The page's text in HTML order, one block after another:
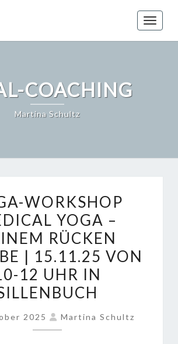
COACHING
Martina Schultz
WORKSHOP
MEDICAL
YOGA
–
DEINEM
RÜCKEN
ZULIEBE
15.11.25
WORKSHOP
YOGA –
RÜCKEN
| 15.11.25 VON
12 UHR IN
2025 Martina Schultz